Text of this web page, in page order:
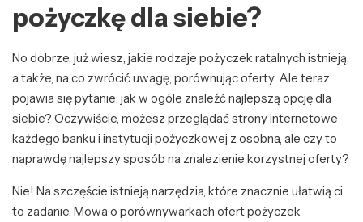
pożyczkę dla siebie?
No dobrze, już wiesz, jakie rodzaje pożyczek ratalnych istnieją,
a także, na co zwrócić uwagę, porównując oferty. Ale teraz
pojawia się pytanie: jak w ogóle znaleźć najlepszą opcję dla
siebie? Oczywiście, możesz przeglądać strony internetowe
każdego banku i instytucji pożyczkowej z osobna, ale czy to
naprawdę najlepszy sposób na znalezienie korzystnej oferty?
Nie! Na szczęście istnieją narzędzia, które znacznie ułatwią ci
to zadanie. Mowa o porównywarkach ofert pożyczek